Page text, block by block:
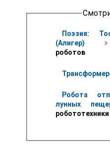
Поэзия:
(Алигер)
»
роботов
Трансформер
Робота
лунных
робототехники